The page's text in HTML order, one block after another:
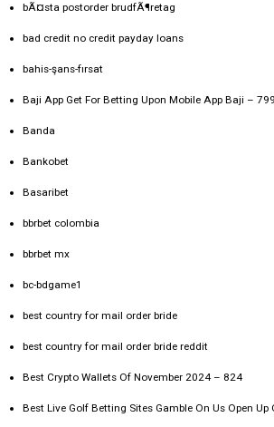
bÃ¤sta postorder brudfÃ¶retag
bad credit no credit payday loans
bahis-şans-fırsat
Baji App Get For Betting Upon Mobile App Baji – 799
Banda
Bankobet
Basaribet
bbrbet colombia
bbrbet mx
bc-bdgame1
best country for mail order bride
best country for mail order bride reddit
Best Crypto Wallets Of November 2024 – 824
Best Live Golf Betting Sites Gamble On Us Open